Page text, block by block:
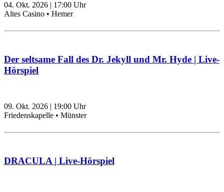
04. Okt. 2026 | 17:00 Uhr
Altes Casino • Hemer
Der seltsame Fall des Dr. Jekyll und Mr. Hyde | Live-
Hörspiel
09. Okt. 2026 | 19:00 Uhr
Friedenskapelle • Münster
DRACULA | Live-Hörspiel